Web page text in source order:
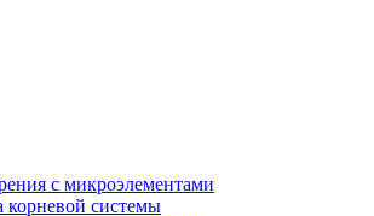
с микроэлементами
корневой системы